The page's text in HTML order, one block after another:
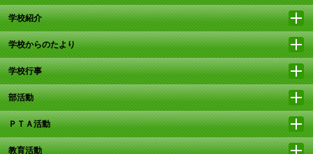
学校紹介
学校からのたより
学校行事
部活動
ＰＴＡ活動
教育活動